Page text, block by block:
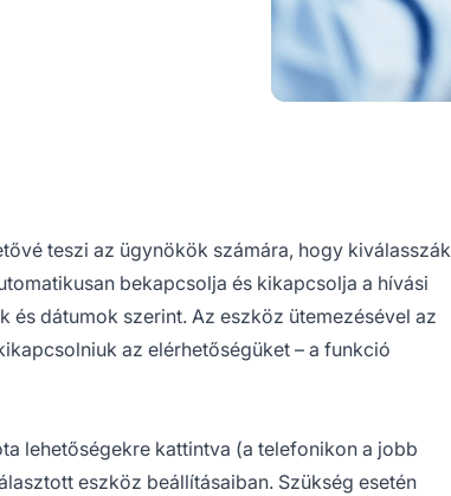
teszi az ügynökök számára, hogy kiválasszák
bekapcsolja és kikapcsolja a hívási
dátumok szerint. Az eszköz ütemezésével az
az elérhetőségüket – a funkció
lehetőségekre kattintva (a telefonikon a jobb
eszköz beállításaiban. Szükség esetén